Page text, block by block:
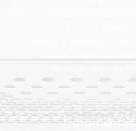
Tratamentos